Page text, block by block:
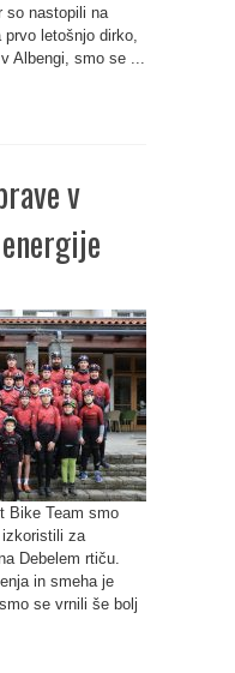
so nastopili na
letošnjo dirko,
Albengi, smo se ...
v
Bike Team smo
za
Debelem rtiču.
in smeha je
se vrnili še bolj